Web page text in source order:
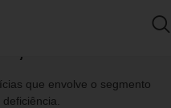
que envolve o segmento